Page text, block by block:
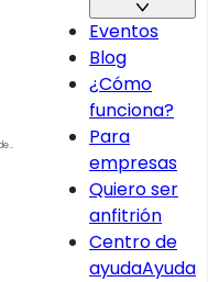
Eventos
Blog
¿Cómo
funciona?
Para
empresas
Quiero ser
anfitrión
Centro de
ayudaAyuda